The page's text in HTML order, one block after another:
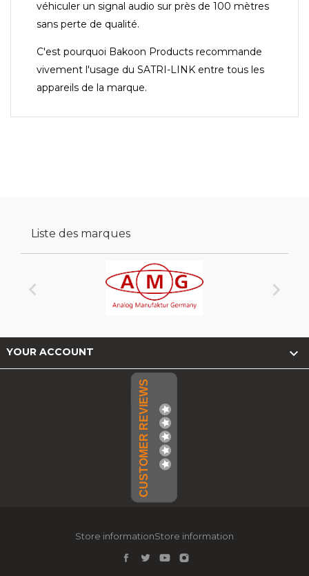
véhiculer un signal audio sur près de 100 mètres
sans perte de qualité.
C'est pourquoi Bakoon Products recommande
vivement l'usage du SATRI-LINK entre tous les
appareils de la marque.
Liste des marques
 
YOUR ACCOUNT 
CUSTOMER REVIEWS
Store informationStore information